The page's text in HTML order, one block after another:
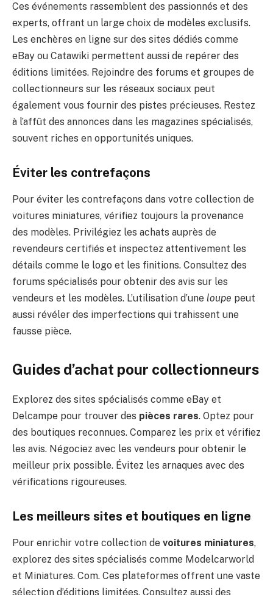
Ces événements rassemblent des passionnés et des
experts, offrant un large choix de modèles exclusifs.
Les enchères en ligne sur des sites dédiés comme
eBay ou Catawiki permettent aussi de repérer des
éditions limitées. Rejoindre des forums et groupes de
collectionneurs sur les réseaux sociaux peut
également vous fournir des pistes précieuses. Restez
à l’affût des annonces dans les magazines spécialisés,
souvent riches en opportunités uniques.
Éviter les contrefaçons
Pour éviter les contrefaçons dans votre collection de
voitures miniatures, vérifiez toujours la provenance
des modèles. Privilégiez les achats auprès de
revendeurs certifiés et inspectez attentivement les
détails comme le logo et les finitions. Consultez des
forums spécialisés pour obtenir des avis sur les
vendeurs et les modèles. L’utilisation d’une loupe peut
aussi révéler des imperfections qui trahissent une
fausse pièce.
Guides d’achat pour collectionneurs
Explorez des sites spécialisés comme eBay et
Delcampe pour trouver des pièces rares. Optez pour
des boutiques reconnues. Comparez les prix et vérifiez
les avis. Négociez avec les vendeurs pour obtenir le
meilleur prix possible. Évitez les arnaques avec des
vérifications rigoureuses.
Les meilleurs sites et boutiques en ligne
Pour enrichir votre collection de voitures miniatures,
explorez des sites spécialisés comme Modelcarworld
et Miniatures. Com. Ces plateformes offrent une vaste
sélection d’éditions limitées. Consultez aussi des